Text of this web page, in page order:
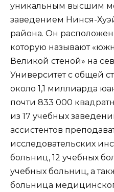
уникальным высшим
заведением Нинся-
района. Он
которую называют
Великой стеной» на
Университет с общей
около 1,1 миллиарда
почти 833 000
из 17 учебных
ассистентов
исследовательских
больниц, 12 учебных
учебных больниц, а
больница